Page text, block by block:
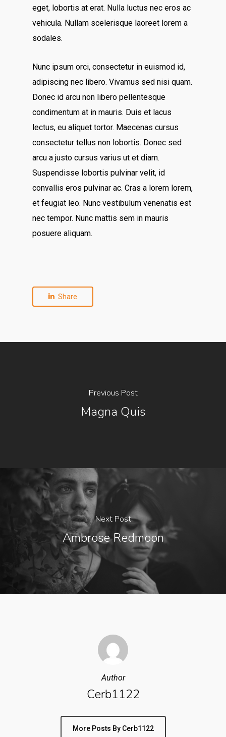
eget, lobortis at erat. Nulla luctus nec eros ac
vehicula. Nullam scelerisque laoreet lorem a
sodales.
Nunc ipsum orci, consectetur in euismod id,
adipiscing nec libero. Vivamus sed nisi quam.
Donec id arcu non libero pellentesque
condimentum at in mauris. Duis et lacus
lectus, eu aliquet tortor. Maecenas cursus
consectetur tellus non lobortis. Donec sed
arcu a justo cursus varius ut et diam.
Suspendisse lobortis pulvinar velit, id
convallis eros pulvinar ac. Cras a lorem lorem,
et feugiat leo. Nunc vestibulum venenatis est
nec tempor. Nunc mattis sem in mauris
posuere aliquam.
Share
Previous Post
Magna Quis
Next Post
Ambrose Redmoon
Author
Cerb1122
More Posts By Cerb1122